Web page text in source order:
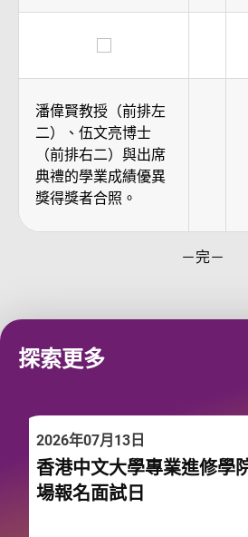
潘偉賢教授（前排左
二）、伍文亮博士
（前排右二）與出席
典禮的學業成績優異
獎得獎者合照。
－完－
探索更多
2026年07月13日
香港中文大學專業進修
場報名面試日